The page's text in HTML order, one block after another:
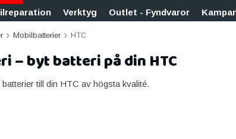
Verktyg Outlet - Fyndvaror
Mobilbatterier HTC
– byt batteri på din HTC
till din HTC av högsta kvalité.